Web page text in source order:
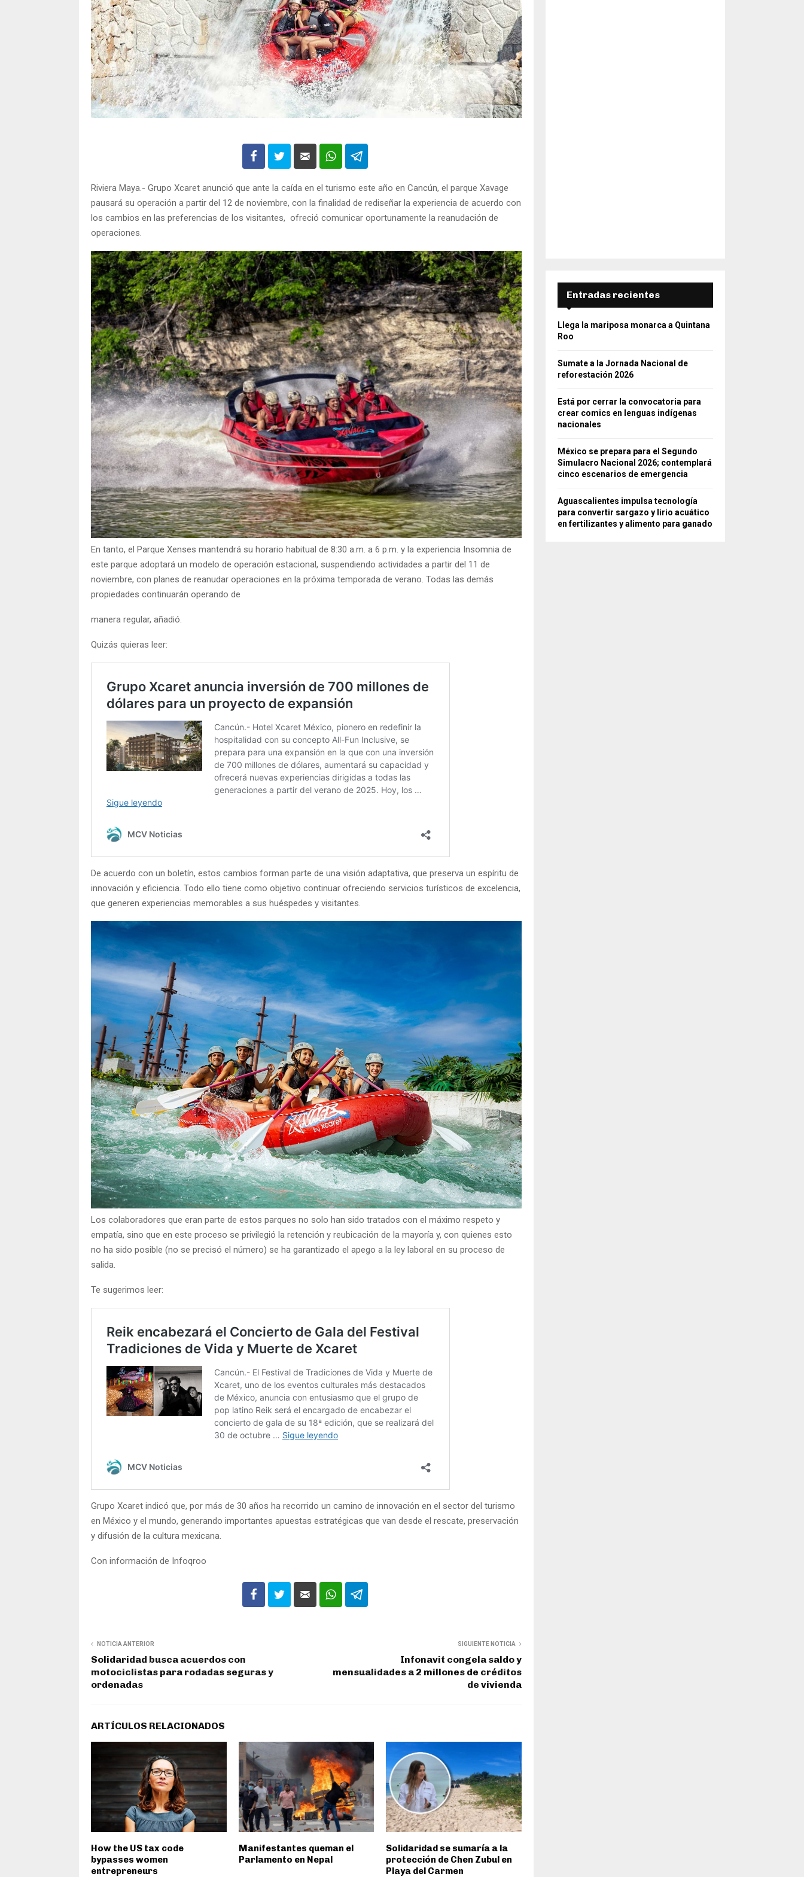
Riviera Maya.- Grupo Xcaret anunció que ante la caída en el turismo este año en Cancún, el parque Xavage
pausará su operación a partir del 12 de noviembre, con la finalidad de rediseñar la experiencia de acuerdo con
los cambios en las preferencias de los visitantes, ofreció comunicar oportunamente la reanudación de
operaciones.
En tanto, el Parque Xenses mantendrá su horario habitual de 8:30 a.m. a 6 p.m. y la experiencia Insomnia de
este parque adoptará un modelo de operación estacional, suspendiendo actividades a partir del 11 de
noviembre, con planes de reanudar operaciones en la próxima temporada de verano. Todas las demás
propiedades continuarán operando de
manera regular, añadió.
Quizás quieras leer:
De acuerdo con un boletín, estos cambios forman parte de una visión adaptativa, que preserva un espíritu de
innovación y eficiencia. Todo ello tiene como objetivo continuar ofreciendo servicios turísticos de excelencia,
que generen experiencias memorables a sus huéspedes y visitantes.
Los colaboradores que eran parte de estos parques no solo han sido tratados con el máximo respeto y
empatía, sino que en este proceso se privilegió la retención y reubicación de la mayoría y, con quienes esto
no ha sido posible (no se precisó el número) se ha garantizado el apego a la ley laboral en su proceso de
salida.
Te sugerimos leer:
Grupo Xcaret indicó que, por más de 30 años ha recorrido un camino de innovación en el sector del turismo
en México y el mundo, generando importantes apuestas estratégicas que van desde el rescate, preservación
y difusión de la cultura mexicana.
Con información de Infoqroo
NOTICIA ANTERIOR
Solidaridad busca acuerdos con
motociclistas para rodadas seguras y
ordenadas
SIGUIENTE NOTICIA
Infonavit congela saldo y
mensualidades a 2 millones de créditos
de vivienda
ARTÍCULOS RELACIONADOS
How the US tax code
bypasses women
entrepreneurs
Manifestantes queman el
Parlamento en Nepal
Solidaridad se sumaría a la
protección de Chen Zubul en
Playa del Carmen
Entradas recientes
Llega la mariposa monarca a Quintana
Roo
Sumate a la Jornada Nacional de
reforestación 2026
Está por cerrar la convocatoria para
crear comics en lenguas indígenas
nacionales
México se prepara para el Segundo
Simulacro Nacional 2026; contemplará
cinco escenarios de emergencia
Aguascalientes impulsa tecnología
para convertir sargazo y lirio acuático
en fertilizantes y alimento para ganado